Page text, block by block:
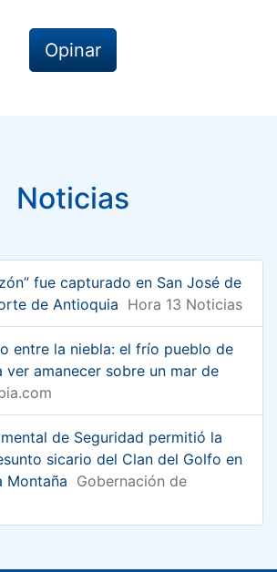
Opinar
Noticias
fue capturado en San José de
de Antioquia
Hora 13 Noticias
entre la niebla: el frío pueblo de
ver amanecer sobre un mar de
de Seguridad permitió la
sicario del Clan del Golfo en
Montaña Gobernación de